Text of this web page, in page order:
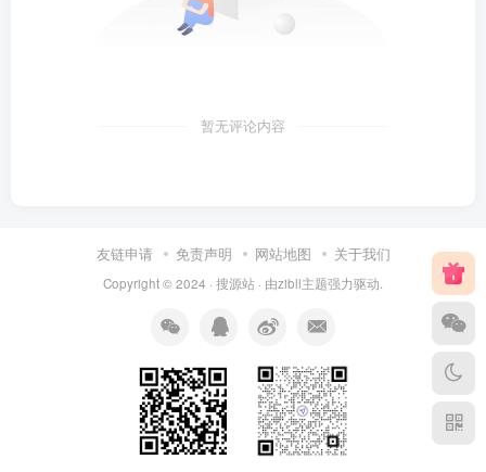
暂无评论内容
友链申请 免责声明 网站地图 关于我们
Copyright © 2024 · 搜源站 · 由zibll主题强力驱动.